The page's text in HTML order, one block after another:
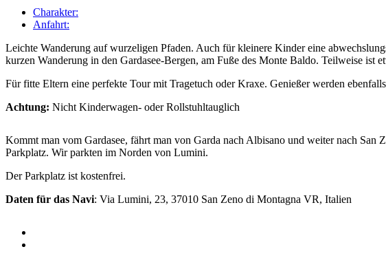
Charakter:
Anfahrt:
Leichte Wanderung auf wurzeligen Pfaden. Auch für kleinere Kinder eine
kurzen Wanderung in den Gardasee-Bergen, am Fuße des Monte Baldo. Teilweise ist
Für fitte Eltern eine perfekte Tour mit Tragetuch oder Kraxe. Genießer werden
Achtung: Nicht Kinderwagen- oder Rollstuhltauglich
Kommt man vom Gardasee, fährt man von Garda nach Albisano und weiter nach
Parkplatz. Wir parkten im Norden von Lumini.
Der Parkplatz ist kostenfrei.
Daten für das Navi: Via Lumini, 23, 37010 San Zeno di Montagna VR, Italien